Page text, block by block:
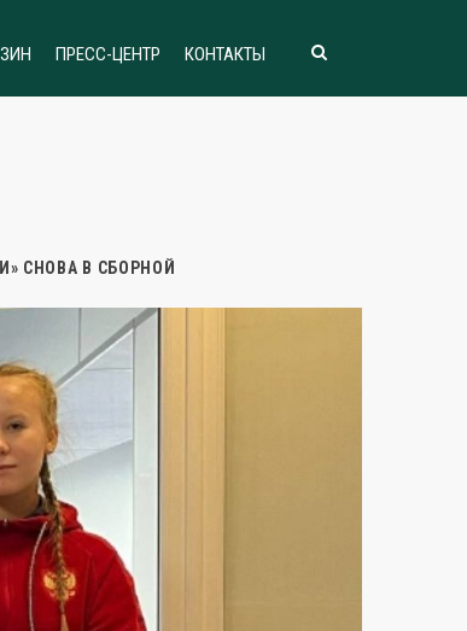
ПРЕСС-ЦЕНТР КОНТАКТЫ
СНОВА В СБОРНОЙ